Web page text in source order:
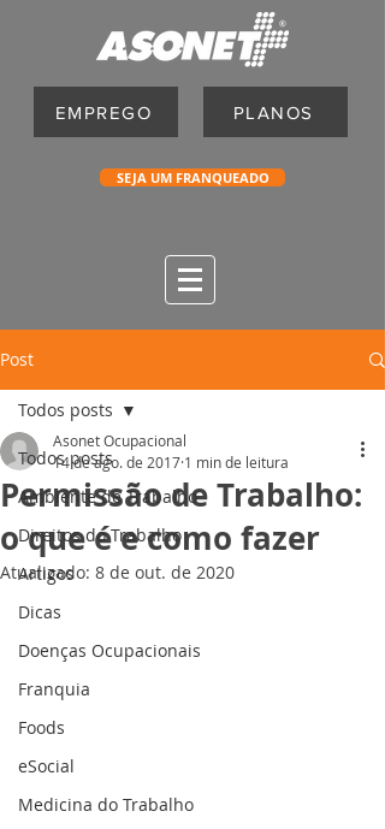
EMPREGO PLANOS
SEJA UM FRANQUEADO
Post
Todos posts
Ambiente de Trabalho
Direitos do Trabalho
Artigos
Dicas
Doenças Ocupacionais
Franquia
Foods
eSocial
Medicina do Trabalho
Todos posts
Permissão de Trabalho:
o que é e como fazer
Asonet Ocupacional
14 de ago. de 2017 1 min de leitura
Atualizado: 8 de out. de 2020